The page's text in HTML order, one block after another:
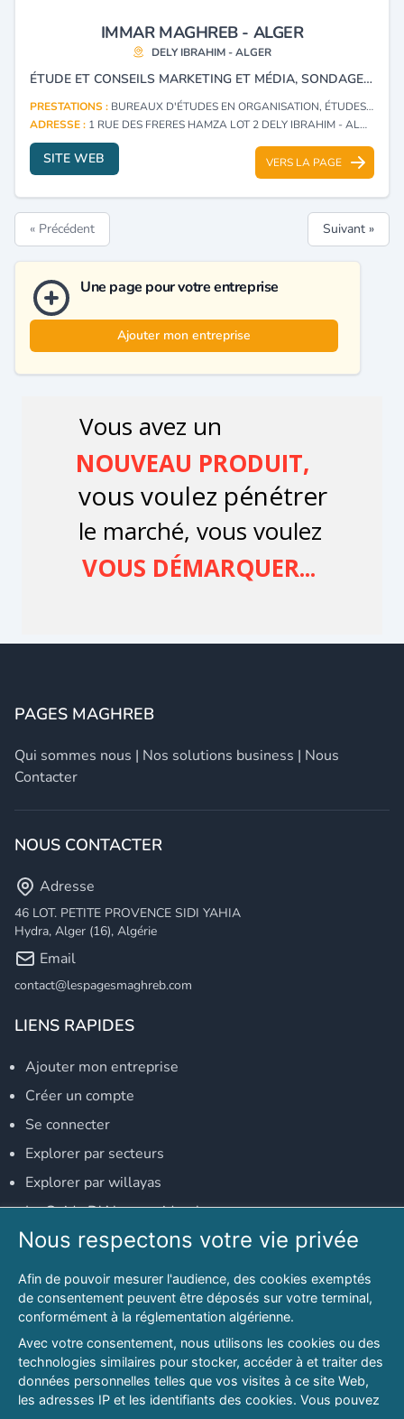
IMMAR MAGHREB - ALGER
DELY IBRAHIM - ALGER
ÉTUDE ET CONSEILS MARKETING ET MÉDIA, SONDAGE D’OPINION.
PRESTATIONS : BUREAUX D'ÉTUDES EN ORGANISATION, ÉTUDES DE MARCHÉ ET SONDAGES
ADRESSE : 1 RUE DES FRERES HAMZA LOT 2 DELY IBRAHIM - ALGER
SITE WEB VERS LA PAGE
« Précédent Suivant »
Une page pour votre entreprise
Ajouter mon entreprise
PAGES MAGHREB
Qui sommes nous | Nos solutions business | Nous
Contacter
NOUS CONTACTER
Adresse
46 LOT. PETITE PROVENCE SIDI YAHIA
Hydra, Alger (16), Algérie
Email
contact@lespagesmaghreb.com
LIENS RAPIDES
Ajouter mon entreprise
Créer un compte
Se connecter
Explorer par secteurs
Explorer par willayas
Le Guide D'Alger, guide-alger.com
NOS RÉSEAUX SOCIAUX
Notre page Facebook
Notre page LinkedIn
Notre page Instagram
Notre page Twitter
Nous respectons votre vie privée
Afin de pouvoir mesurer l'audience, des cookies exemptés
de consentement peuvent être déposés sur votre terminal,
conformément à la réglementation algérienne.
Avec votre consentement, nous utilisons les cookies ou des
technologies similaires pour stocker, accéder à et traiter des
données personnelles telles que vos visites à ce site Web,
les adresses IP et les identifiants des cookies. Vous pouvez